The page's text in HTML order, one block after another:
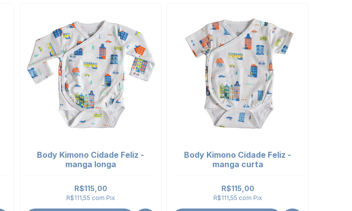
Body Kimono Cidade Feliz -
manga longa
R$115,00
R$111,55 com Pix
Body Kimono Cidade Feliz -
manga curta
R$115,00
R$111,55 com Pix